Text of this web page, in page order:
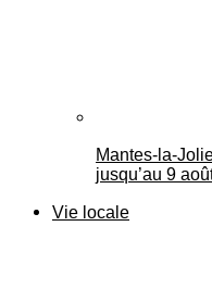
Mantes-la-
jusqu’au 9
Vie locale